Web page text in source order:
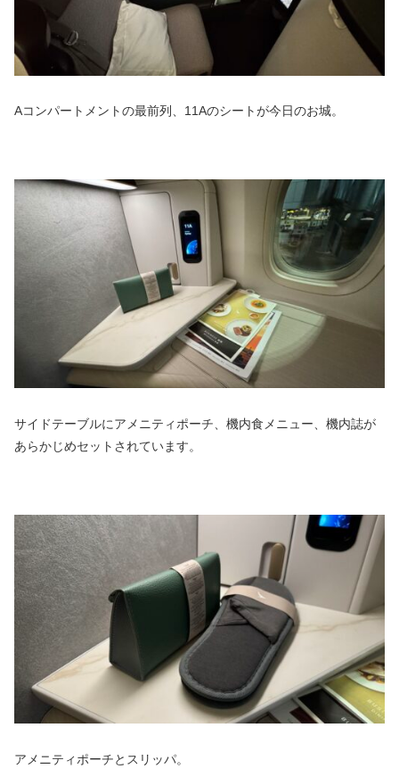
Aコンパートメントの最前列、11Aのシートが今日のお城。
サイドテーブルにアメニティポーチ、機内食メニュー、機内誌が
あらかじめセットされています。
アメニティポーチとスリッパ。